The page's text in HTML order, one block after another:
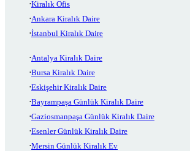
Kiralık Ofis
Ankara Kiralık Daire
İstanbul Kiralık Daire
Antalya Kiralık Daire
Bursa Kiralık Daire
Eskişehir Kiralık Daire
Bayrampaşa Günlük Kiralık Daire
Gaziosmanpaşa Günlük Kiralık Daire
Esenler Günlük Kiralık Daire
Mersin Günlük Kiralık Ev